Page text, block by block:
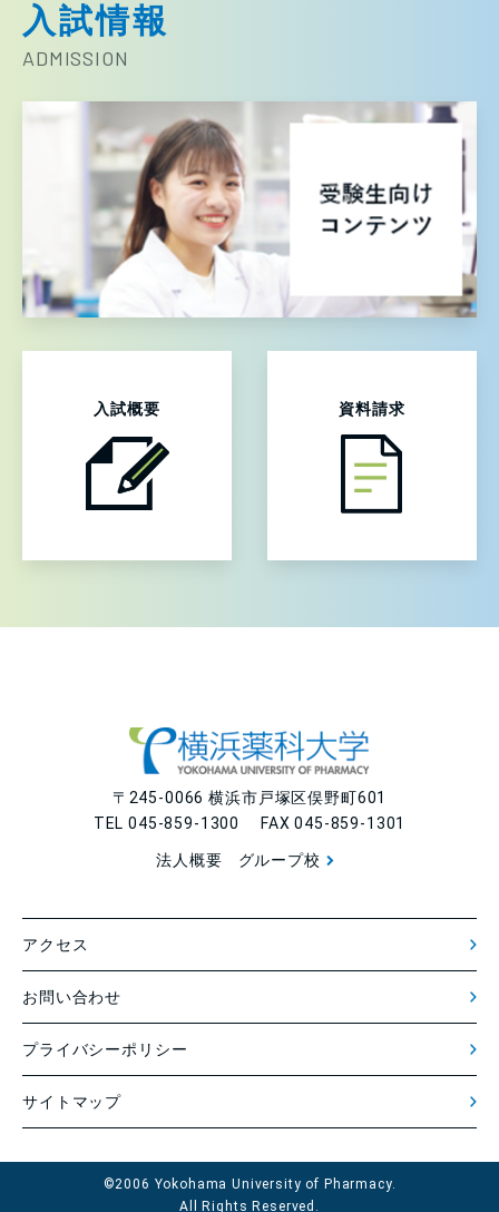
入試情報
ADMISSION
入試概要 資料請求
〒245-0066 横浜市戸塚区俣野町601
TEL 045-859-1300 FAX 045-859-1301
法人概要 グループ校
アクセス
お問い合わせ
プライバシーポリシー
サイトマップ
©2006 Yokohama University of Pharmacy.
All Rights Reserved.